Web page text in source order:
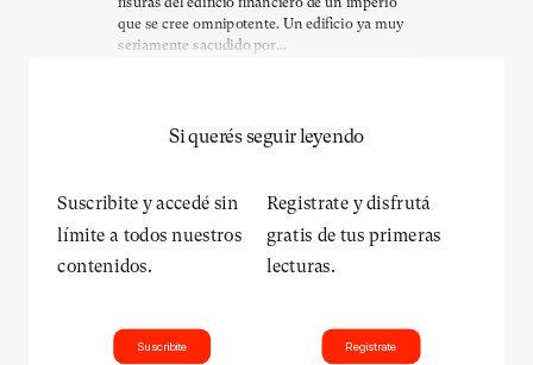
que se cree omnipotente. Un edificio ya muy
seriamente sacudido por...
Si querés seguir leyendo
Suscribite y accedé sin
límite a todos nuestros
contenidos.
Suscribite
Registrate y disfrutá
gratis de tus primeras
lecturas.
Registrate